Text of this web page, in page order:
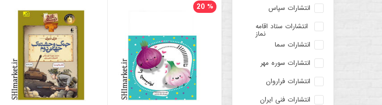
انتشارات سپاس
انتشارات ستاد اقامه
نماز
انتشارات سما
انتشارات سوره مهر
انتشارات فراروان
انتشارات فنی ایران
20 %